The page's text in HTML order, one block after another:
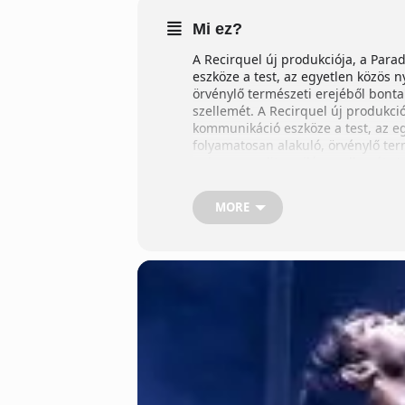
Mi ez?
A Recirquel új produkciója, a
eszköze a test, az egyetlen közös
örvénylő természeti erejéből
szellemét. A Recirquel új
kommunikáció eszköze a test, az
folyamatosan alakuló, örvénylő
kereslet-kínálat függvényében
függvényében változhat. A
MORE